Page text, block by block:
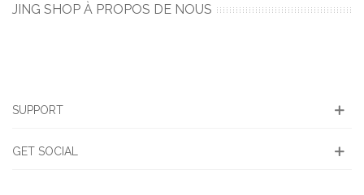
JING SHOP À PROPOS DE NOUS
SUPPORT
GET SOCIAL